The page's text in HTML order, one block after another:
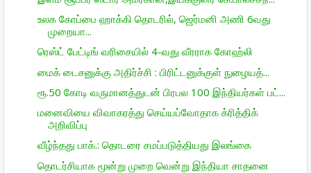
உலக கோப்பை ஹாக்கி தொடரில், ஜெர்மனி அணி 6வது
முறையா...
ரெஸ்ட் பேட்டிங் வரிசையில் 4-வது வீரராக கோஹ்லி
மைக் டைசனுக்கு அதிர்ச்சி : பிரிட்டனுக்குள் நுழையத்...
ரூ.50 கோடி வருமானத்துடன் பிரபல 100 இந்தியர்கள் பட்...
மனைவியை விவாகரத்து செய்யப்வோதாக க்ரித்திக்
அறிவிப்பு
வீழ்ந்தது பாக்.: தொடரை சமப்படுத்தியது இலங்கை
தொடர்சியாக மூன்று முறை வென்று இந்தியா சாதனை